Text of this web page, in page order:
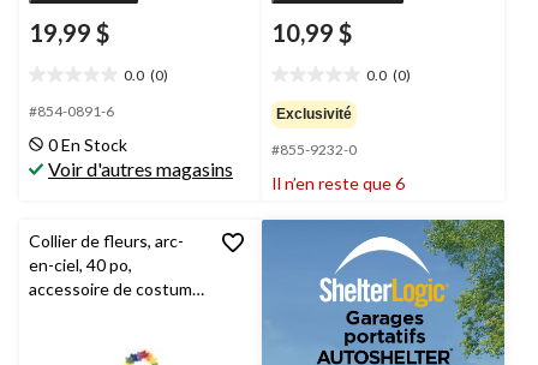
19,99 $
0.0 (0)
étoile(s)
5.
#854-0891-6
0 En Stock
Voir d'autres magasins
10,99 $
0.0 (0)
étoile(s)
sur
5.
Exclusivité
#855-9232-0
Il n’en reste que 6
Collier de fleurs, arc-
en-ciel, 40 po,
accessoire de costume